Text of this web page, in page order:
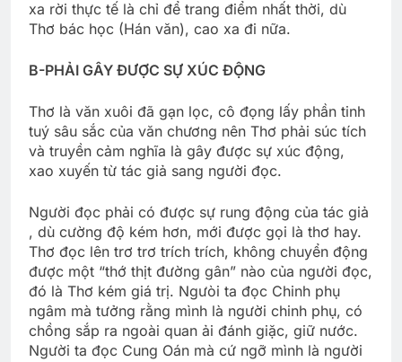
xa rời thực tế là chỉ để trang điểm nhất thời, dù
Thơ bác học (Hán văn), cao xa đi nữa.
B-PHẢI GÂY ÐƯỢC SỰ XÚC ÐỘNG
Thơ là văn xuôi đã gạn lọc, cô đọng lấy phần tinh
tuý sâu sắc của văn chương nên Thơ phải súc tích
và truyền cảm nghĩa là gây được sự xúc động,
xao xuyến từ tác giả sang người đọc.
Người đọc phải có được sự rung động của tác giả
, dù cường độ kém hơn, mới được gọi là thơ hay.
Thơ đọc lên trơ trơ trích trích, không chuyển động
được một “thớ thịt đường gân” nào của người đọc,
đó là Thơ kém giá trị. Ngưòi ta đọc Chinh phụ
ngâm mà tưởng rằng mình là người chinh phụ, có
chồng sắp ra ngoài quan ải đánh giặc, giữ nước.
Người ta đọc Cung Oán mà cứ ngỡ mình là người